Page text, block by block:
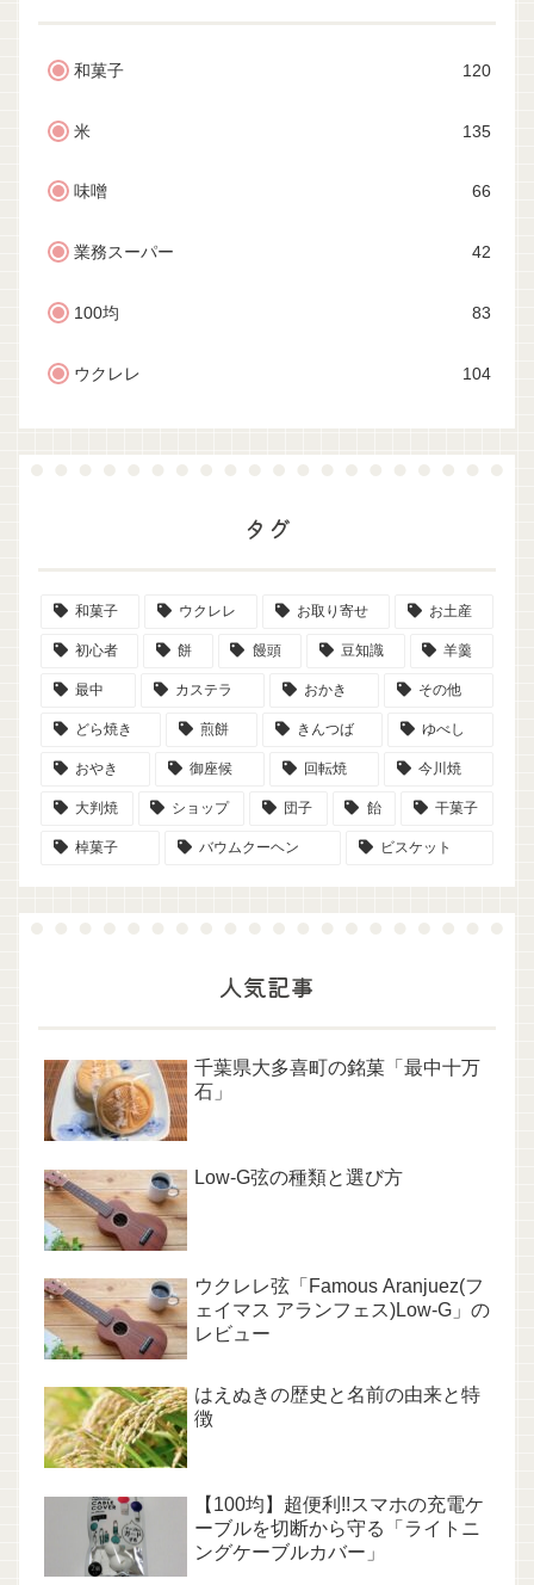
和菓子 120
米 135
味噌 66
業務スーパー 42
100均 83
ウクレレ 104
タグ
和菓子 ウクレレ お取り寄せ お土産
初心者 餅 饅頭 豆知識 羊羹
最中 カステラ おかき その他
どら焼き 煎餅 きんつば ゆべし
おやき 御座候 回転焼 今川焼
大判焼 ショップ 団子 飴 干菓子
棹菓子 バウムクーヘン ビスケット
人気記事
千葉県大多喜町の銘菓「最中十万
石」
Low-G弦の種類と選び方
ウクレレ弦「Famous Aranjuez(フ
ェイマス アランフェス)Low-G」の
レビュー
はえぬきの歴史と名前の由来と特
徴
【100均】超便利!!スマホの充電ケ
ーブルを切断から守る「ライトニ
ングケーブルカバー」